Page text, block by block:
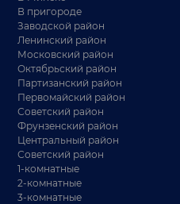
В пригороде
Заводской район
Ленинский район
Московский район
Октябрьский район
Партизанский район
Первомайский район
Советский район
Фрунзенский район
Центральный район
Советский район
1-комнатные
2-комнатные
3-комнатные